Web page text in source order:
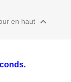
en haut 